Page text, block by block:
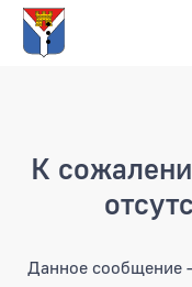
К
Данное сообщение